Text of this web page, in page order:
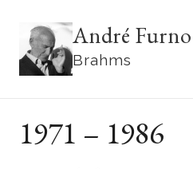
André Furno
Brahms
1971 – 1986